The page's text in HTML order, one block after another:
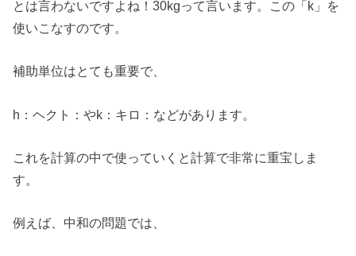
とは言わないですよね！30kgって言います。この「k」を
使いこなすのです。
補助単位はとても重要で、
h：ヘクト：やk：キロ：などがあります。
これを計算の中で使っていくと計算で非常に重宝しま
す。
例えば、中和の問題では、